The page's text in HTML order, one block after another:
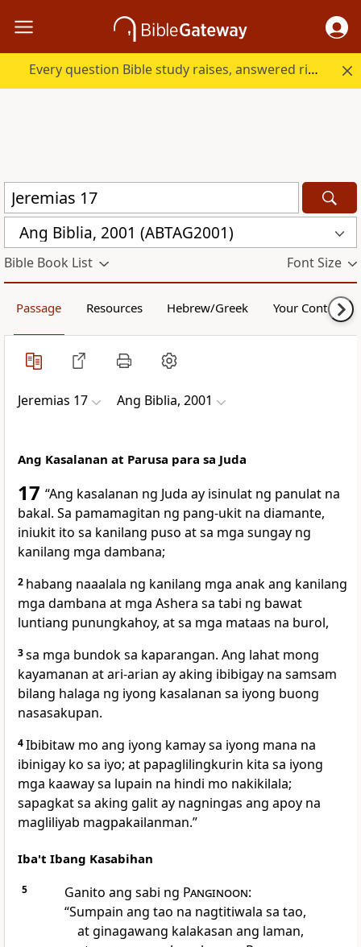
Every question Bible study raises, answered right here.
Ang Biblia, 2001 (ABTAG2001)
Bible Book List Font Size
Passage Resources Hebrew/Greek Your Content
Jeremias 17 Ang Biblia, 2001
Ang Kasalanan at Parusa para sa Juda
17 “Ang kasalanan ng Juda ay isinulat ng panulat na
bakal. Sa pamamagitan ng pang-ukit na diamante,
iniukit ito sa kanilang puso at sa mga sungay ng
kanilang mga dambana;
2 habang naaalala ng kanilang mga anak ang kanilang
mga dambana at mga Ashera sa tabi ng bawat
luntiang punungkahoy, at sa mga mataas na burol,
3sa mga bundok sa kaparangan. Ang lahat mong
kayamanan at ari-arian ay aking ibibigay na samsam
bilang halaga ng iyong kasalanan sa iyong buong
nasasakupan.
4Ibibitaw mo ang iyong kamay sa iyong mana na
ibinigay ko sa iyo; at papaglilingkurin kita sa iyong
mga kaaway sa lupain na hindi mo nakikilala;
sapagkat sa aking galit ay nagningas ang apoy na
magliliyab magpakailanman.”
Iba't Ibang Kasabihan
5 Ganito ang sabi ng Panginoon:
“Sumpain ang tao na nagtitiwala sa tao,
at ginagawang kalakasan ang laman,